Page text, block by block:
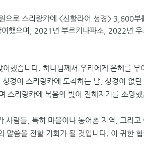
으로 스리랑카에 <신할라어 성경> 3,600부
했으며 , 2021 년 부르키나파소 , 2022년
이했습니다 하나님께서 우리에게 은혜를 부
성경이 스리랑카에 도착하는 날
성경이 없던
스리랑카에 복음의 빛이 전해지기를 소망
사람들 특히 마을이나 농어촌 지역
그리고
말씀을 전할 기회가 될 것입니다
이 귀한